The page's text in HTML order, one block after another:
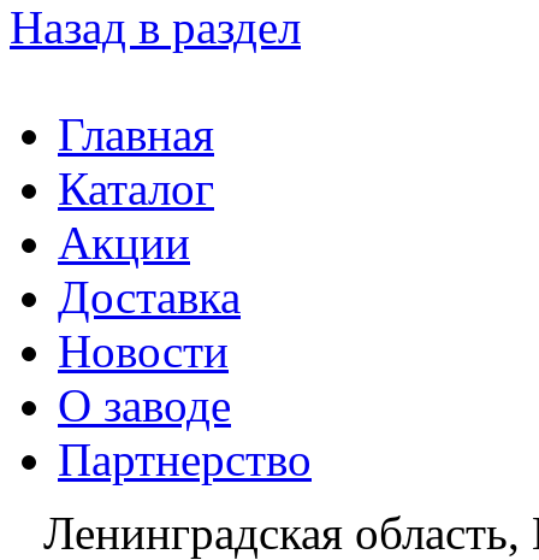
Назад в раздел
Главная
Каталог
Акции
Доставка
Новости
О заводе
Партнерство
Ленинградская